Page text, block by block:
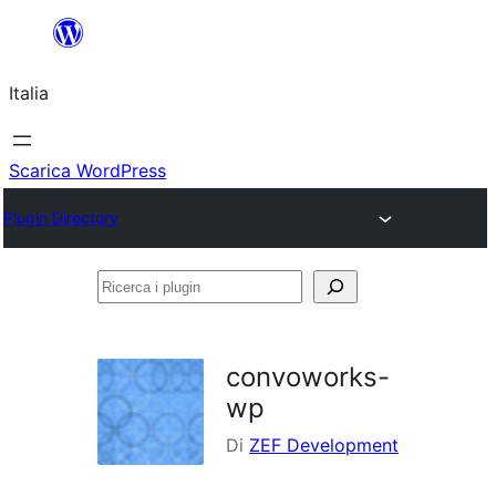
contenuto
Italia
Scarica WordPress
Plugin Directory
Ricerca
convoworks-
wp
Di ZEF Development